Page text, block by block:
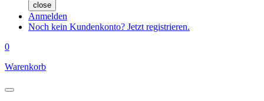
close
Anmelden
Noch kein Kundenkonto? Jetzt registrieren.
0
Warenkorb